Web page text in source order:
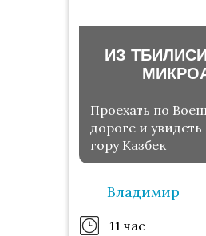
ИЗ
Проехать по
дороге и
гору Казбек
Владимир
11 час